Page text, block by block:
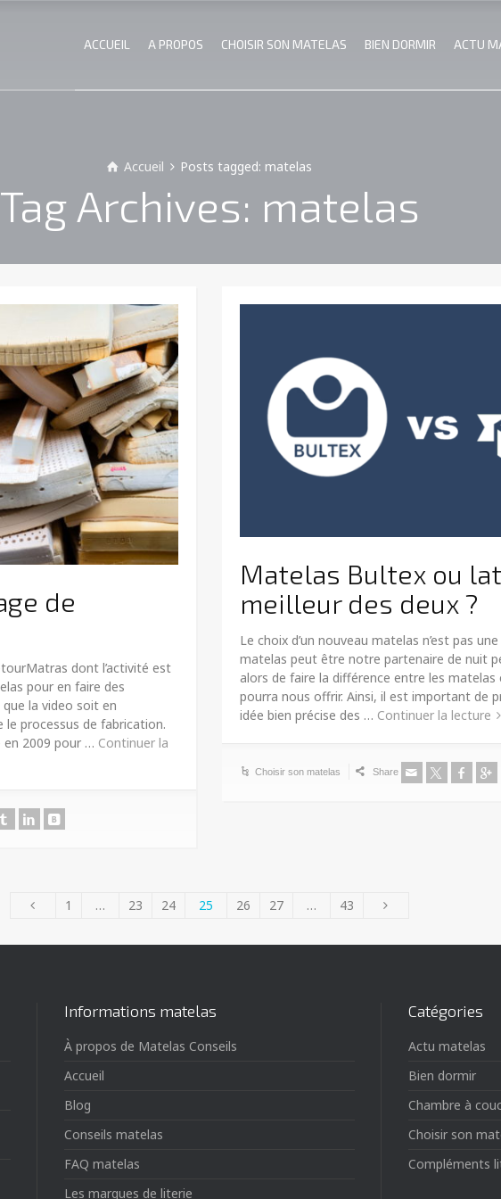
ACCUEIL A PROPOS CHOISIR SON MATELAS BIEN DORMIR ACTU
Accueil Posts tagged: matelas
Tag Archives: matelas
de
dont l’activité est
pour en faire des
la video soit en
processus de fabrication.
2009 pour … Continuer la
Matelas Bultex ou
meilleur des deux ?
Le choix d’un nouveau matelas n’est pas
matelas peut être notre partenaire de nuit
alors de faire la différence entre les
pourra nous offrir. Ainsi, il est important de
idée bien précise des … Continuer la lecture
Choisir son matelas Share
1 … 23 24 25 26 27 … 43
Informations matelas
À propos de Matelas Conseils
Accueil
Blog
Conseils matelas
FAQ matelas
Les marques de literie
Catégories
Actu matelas
Bien dormir
Chambre à
Choisir son
Compléments